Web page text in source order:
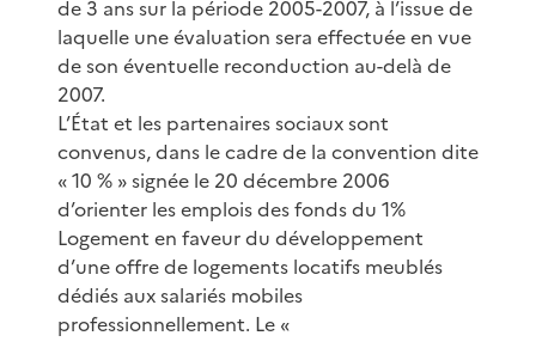
de 3 ans sur la période 2005-2007, à l’issue de
laquelle une évaluation sera effectuée en vue
de son éventuelle reconduction au-delà de
2007.
L’État et les partenaires sociaux sont
convenus, dans le cadre de la convention dite
« 10 % » signée le 20 décembre 2006
d’orienter les emplois des fonds du 1%
Logement en faveur du développement
d’une offre de logements locatifs meublés
dédiés aux salariés mobiles
professionnellement. Le «